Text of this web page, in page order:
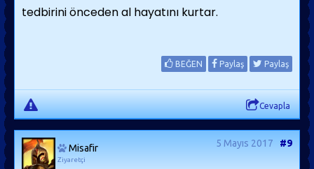
tedbirini önceden al hayatını kurtar.
BEĞEN Paylaş Paylaş
Cevapla
Misafir
Ziyaretçi
5 Mayıs 2017 #9